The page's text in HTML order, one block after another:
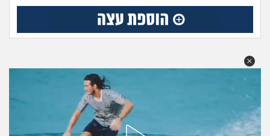
פיננסי וכלכלה
חיות מחמד
יוקר המחיה